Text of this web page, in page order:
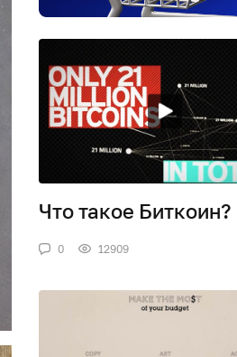
Что такое Биткоин?
0 12909